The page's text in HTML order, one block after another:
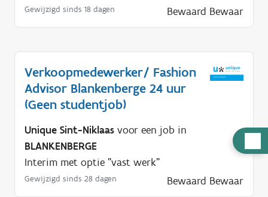
u
p
Gewijzigd sinds 18 dagen Bewaard Bewaar
Verkoopmedewerker/ Fashion
Advisor Blankenberge 24 uur
(Geen studentjob)
Unique Sint-Niklaas voor een job in
BLANKENBERGE
Interim met optie "vast werk"
Gewijzigd sinds 28 dagen Bewaard Bewaar